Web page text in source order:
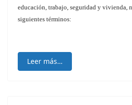
educación, trabajo, seguridad y vivienda,
siguientes términos:
Leer más…